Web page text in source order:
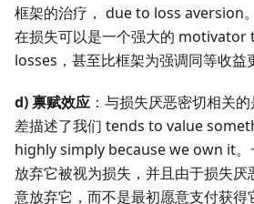
框架的治疗， due to loss aversion
在损失可以是一个强大的
losses，甚至比框架为强调同等收益
d) 禀赋效应 ：与损失厌恶密切相关的
差描述了我们 tends to value
highly simply because we own it。
放弃它被视为损失，并且由于损失
意放弃它，而不是最初愿意支付获得